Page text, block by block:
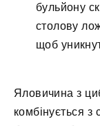
бульйону
столову
щоб
Яловичина з
комбінується